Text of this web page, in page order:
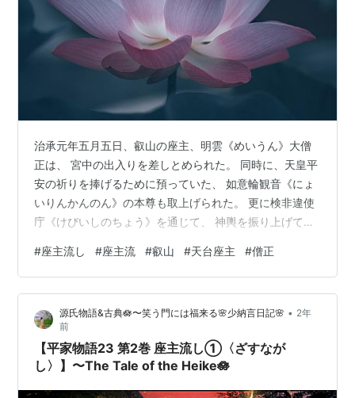
治承元年五月五日、叡山の座主、明雲《めいうん》大僧
正は、 宮中の出入りを差しとめられた。 同時に、天皇平
安の祈りを捧げるために預っていた、 如意輪観音《にょ
いりんかんのん》の本尊も取上げられた。 更に検非違使
庁《けびいしのちょう》を通じて、 神輿を振り上げて、
た。‥ 🪷聴く古典文学 少納言チャンネルは、聴く古典文
学動画。チャンネル登録お願いします🪷 【ふるさと納
税】KABUTO MKA-06（五月人形）価格: 535000 円楽
天で詳細を見る 【ふるさと納税】KABUTO MKA-07（五
月人形）価格: 570000 円楽天で詳細を見る
#座主流し #座主流 #叡山 #天台座主 #僧正
源氏物語&古典🪷〜笑う門には福来る🌸少納言日記🌸 • 2年
前
【平家物語23 第2巻 座主流し①〈ざすなが
し〉】〜The Tale of the Heike🪷